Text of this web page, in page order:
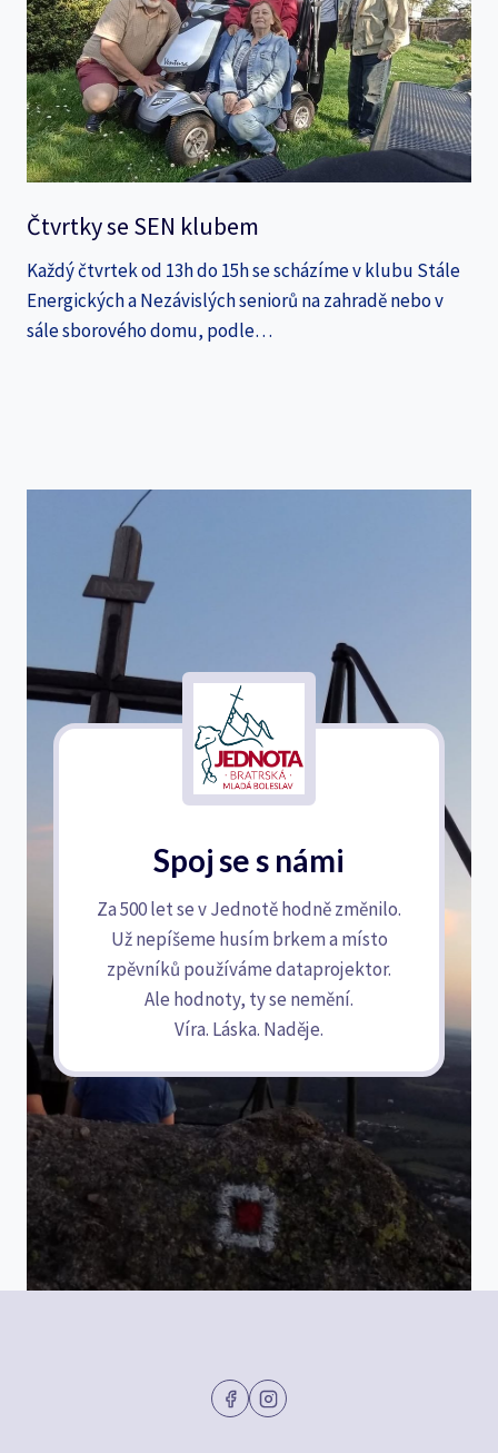
Čtvrtky se SEN klubem
Každý čtvrtek od 13h do 15h se scházíme v klubu Stále
Energických a Nezávislých seniorů na zahradě nebo v
sále sborového domu, podle…
Spoj se s námi
Za 500 let se v Jednotě hodně změnilo.
Už nepíšeme husím brkem a místo
zpěvníků používáme dataprojektor.
Ale hodnoty, ty se nemění.
Víra. Láska. Naděje.